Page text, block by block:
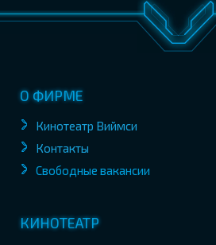
О ФИРМЕ
Кинотеатр Виймси
Контакты
Свободные вакансии
КИНОТЕАТР